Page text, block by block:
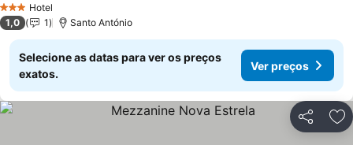
3 EstrelasHotel
1,0 1 Santo António
Selecione as datas para ver os preços
exatos.
Ver preços
Partilhar